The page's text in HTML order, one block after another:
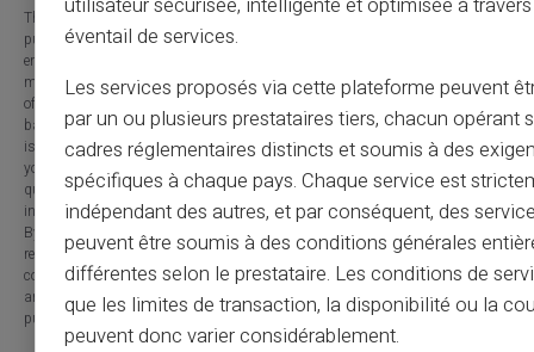
The information provided on this blog is presented for informational
purposes only and has no contractual or legal value. Although we strive to
ensure the accuracy, completeness and updating of the published content, it
may contain errors, omissions or inaccuracies. Carte Veritas and the authors
of the articles cannot be held responsible for decisions or actions taken
based on the information contained in this blog. Any use of this information
is made at your own risk and under your sole responsibility. We encourage
you to consult a qualified professional or an expert for any important
question or decision relating to the subjects discussed. In addition, the
information presented on this site may be modified or updated without notice.
By visiting this blog, you agree that Carte Veritas and its partners are
released from any liability concerning losses, direct or indirect damages, or
consequences arising from the use of the contents of this site, whether they
are linked to errors, omissions or the interpretation of the information
published.
utilisateur sécurisée, intelligente et optimisée à
éventail de services.
Les services proposés via cette plateforme peuvent
par un ou plusieurs prestataires tiers, chacun opérant
cadres réglementaires distincts et soumis à des
spécifiques à chaque pays. Chaque service est
indépendant des autres, et par conséquent, des
peuvent être soumis à des conditions générales
différentes selon le prestataire. Les conditions de
que les limites de transaction, la disponibilité ou la
peuvent donc varier considérablement.